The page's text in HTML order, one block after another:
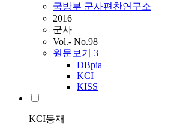
국방부 군사편찬연구소
2016
군사
Vol.- No.98
원문보기 3
DBpia
KCI
KISS
KCI등재